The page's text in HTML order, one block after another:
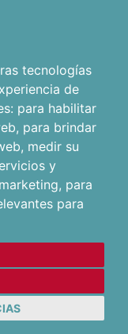
tecnologías
de
para habilitar
, para brindar
, medir su
y
, para
para